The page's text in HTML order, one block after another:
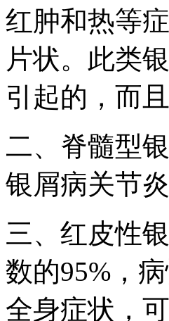
红肿和热等
片状。此类
引起的，而
二、脊髓型
银屑病关节
三、红皮性
数的95%，
全身症状，